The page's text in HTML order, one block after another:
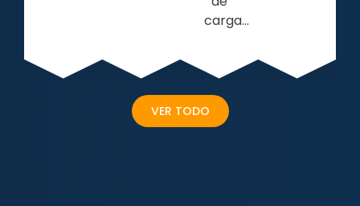
carga...
VER TODO